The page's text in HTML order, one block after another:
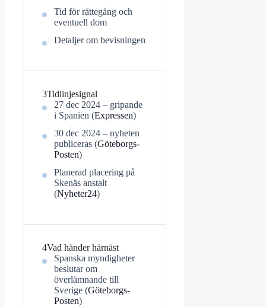
Tid för rättegång och
eventuell dom
Detaljer om bevisningen
3Tidlinjesignal
27 dec 2024 – gripande
i Spanien (Expressen)
30 dec 2024 – nyheten
publiceras (Göteborgs-
Posten)
Planerad placering på
Skenäs anstalt
(Nyheter24)
4Vad händer härnäst
Spanska myndigheter
beslutar om
överlämnande till
Sverige (Göteborgs-
Posten)